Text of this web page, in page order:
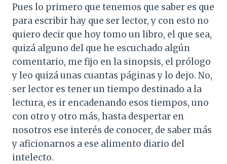
Pues lo primero que tenemos que saber es que
para escribir hay que ser lector, y con esto no
quiero decir que hoy tomo un libro, el que sea,
quizá alguno del que he escuchado algún
comentario, me fijo en la sinopsis, el prólogo
y leo quizá unas cuantas páginas y lo dejo. No,
ser lector es tener un tiempo destinado a la
lectura, es ir encadenando esos tiempos, uno
con otro y otro más, hasta despertar en
nosotros ese interés de conocer, de saber más
y aficionarnos a ese alimento diario del
intelecto.